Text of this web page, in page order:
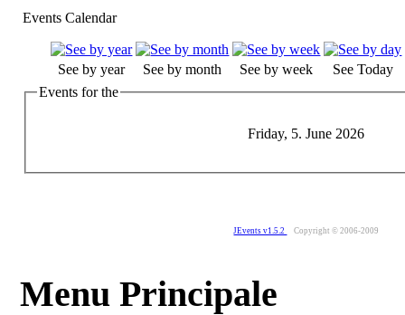
Events Calendar
See by year See by month See by week
See Today
Events for the
Friday, 5. June 2026
JEvents v1.5.2 Copyright © 2006-2009
Menu Principale